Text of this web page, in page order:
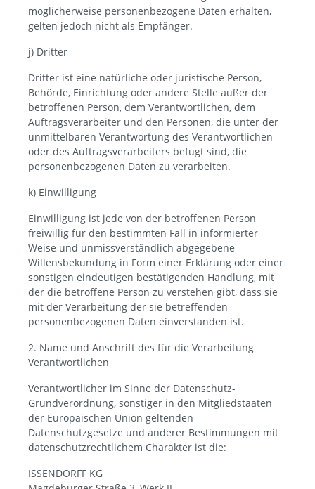
möglicherweise personenbezogene Daten erhalten,
gelten jedoch nicht als Empfänger.
j) Dritter
Dritter ist eine natürliche oder juristische Person,
Behörde, Einrichtung oder andere Stelle außer der
betroffenen Person, dem Verantwortlichen, dem
Auftragsverarbeiter und den Personen, die unter der
unmittelbaren Verantwortung des Verantwortlichen
oder des Auftragsverarbeiters befugt sind, die
personenbezogenen Daten zu verarbeiten.
k) Einwilligung
Einwilligung ist jede von der betroffenen Person
freiwillig für den bestimmten Fall in informierter
Weise und unmissverständlich abgegebene
Willensbekundung in Form einer Erklärung oder einer
sonstigen eindeutigen bestätigenden Handlung, mit
der die betroffene Person zu verstehen gibt, dass sie
mit der Verarbeitung der sie betreffenden
personenbezogenen Daten einverstanden ist.
2. Name und Anschrift des für die Verarbeitung
Verantwortlichen
Verantwortlicher im Sinne der Datenschutz-
Grundverordnung, sonstiger in den Mitgliedstaaten
der Europäischen Union geltenden
Datenschutzgesetze und anderer Bestimmungen mit
datenschutzrechtlichem Charakter ist die:
ISSENDORFF KG